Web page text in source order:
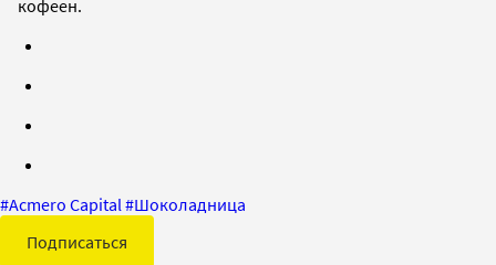
кофеен.
#Acmero Capital #Шоколадница
Подписаться